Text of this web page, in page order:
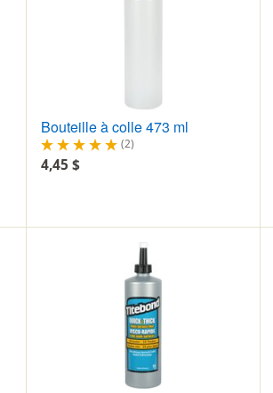
Bouteille à colle 473 ml
(2)
4,45 $